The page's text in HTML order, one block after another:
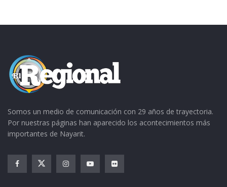
Somos un medio de comunicación con 29 años de trayectoria.
Por nuestras páginas han aparecido los acontecimientos más
importantes de Nayarit.